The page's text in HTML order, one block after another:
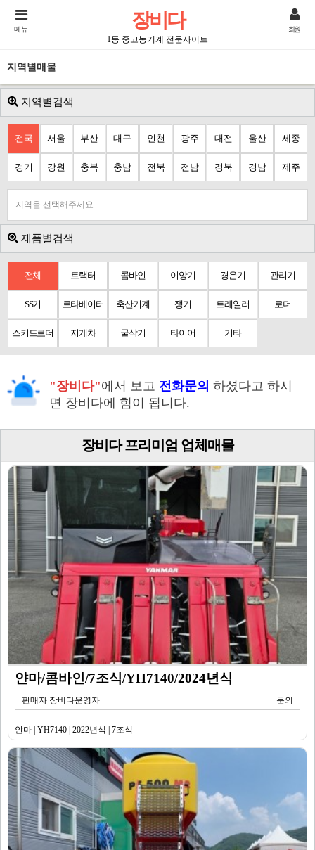
장비다
1등 중고농기계 전문사이트
메뉴 회원
지역별매물
지역별검색
전국 서울 부산 대구 인천 광주 대전 울산 세종
경기 강원 충북 충남 전북 전남 경북 경남 제주
지역을 선택해주세요.
제품별검색
전체 트랙터 콤바인 이앙기 경운기 관리기
SS기 로타베이터 축산기계 쟁기 트레일러 로더
스키드로더 지게차 굴삭기 타이어 기타
"장비다"에서 보고 전화문의 하셨다고 하시
면 장비다에 힘이 됩니다.
장비다 프리미엄 업체매물
얀마/콤바인/7조식/YH7140/2024년식
판매자 장비다운영자 문의
얀마 | YH7140 | 2022년식 | 7조식